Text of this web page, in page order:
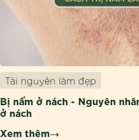
Tài nguyên làm đẹp
Bị nấm ở nách - Nguyên
ở nách
Xem thêm